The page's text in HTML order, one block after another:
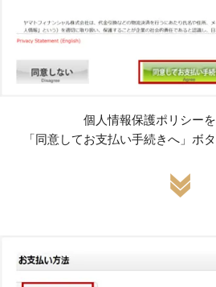
個人情報保護ポリシー
「同意してお支払い手続きへ」ボ